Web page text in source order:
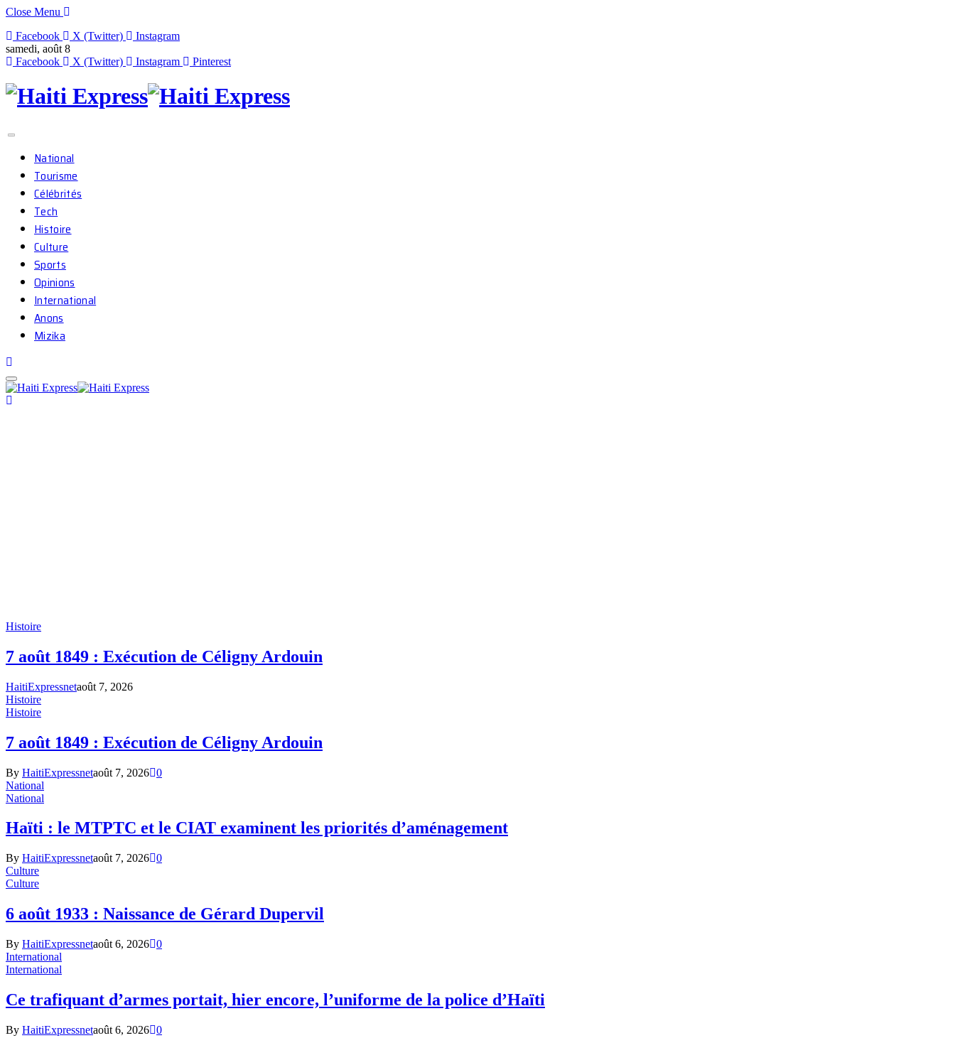
Close Menu
Facebook
X (Twitter)
Instagram
samedi, août 8
Facebook
X (Twitter) Instagram Pinterest
National
Tourisme
Célébrités
Tech
Histoire
Culture
Sports
Opinions
International
Anons
Mizika
Histoire
7 août 1849 : Exécution de Céligny Ardouin
HaitiExpressnetaoût 7, 2026
Histoire
Histoire
7 août 1849 : Exécution de Céligny Ardouin
By HaitiExpressnetaoût 7, 2026 0
National
National
Haïti : le MTPTC et le CIAT examinent les priorités d’aménagement
By HaitiExpressnetaoût 7, 2026 0
Culture
Culture
6 août 1933 : Naissance de Gérard Dupervil
By HaitiExpressnetaoût 6, 2026 0
International
International
Ce trafiquant d’armes portait, hier encore, l’uniforme de la police d’Haïti
By HaitiExpressnetaoût 6, 2026 0